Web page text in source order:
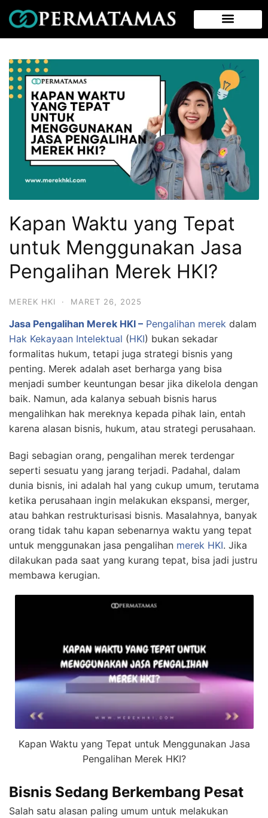
Kapan Waktu yang Tepat
untuk Menggunakan Jasa
Pengalihan Merek HKI?
MEREK HKI · MARET 26, 2025
Jasa Pengalihan Merek HKI – Pengalihan merek dalam
Hak Kekayaan Intelektual (HKI) bukan sekadar
formalitas hukum, tetapi juga strategi bisnis yang
penting. Merek adalah aset berharga yang bisa
menjadi sumber keuntungan besar jika dikelola dengan
baik. Namun, ada kalanya sebuah bisnis harus
mengalihkan hak mereknya kepada pihak lain, entah
karena alasan bisnis, hukum, atau strategi perusahaan.
Bagi sebagian orang, pengalihan merek terdengar
seperti sesuatu yang jarang terjadi. Padahal, dalam
dunia bisnis, ini adalah hal yang cukup umum, terutama
ketika perusahaan ingin melakukan ekspansi, merger,
atau bahkan restrukturisasi bisnis. Masalahnya, banyak
orang tidak tahu kapan sebenarnya waktu yang tepat
untuk menggunakan jasa pengalihan merek HKI. Jika
dilakukan pada saat yang kurang tepat, bisa jadi justru
membawa kerugian.
Kapan Waktu yang Tepat untuk Menggunakan Jasa
Pengalihan Merek HKI?
Bisnis Sedang Berkembang Pesat
Salah satu alasan paling umum untuk melakukan